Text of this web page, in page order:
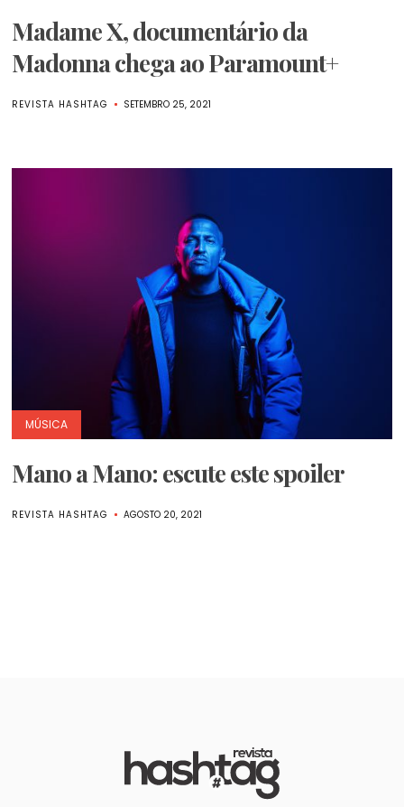
Madame X, documentário da
Madonna chega ao Paramount+
REVISTA HASHTAG SETEMBRO 25, 2021
MÚSICA
Mano a Mano: escute este spoiler
REVISTA HASHTAG AGOSTO 20, 2021